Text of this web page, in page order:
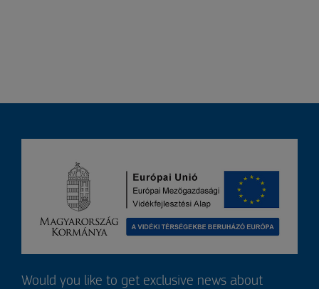
Would you like to get exclusive news about